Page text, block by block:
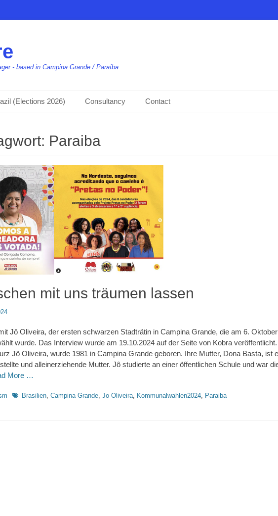
- based in Campina Grande / Paraíba
(Elections 2026) Consultancy Contact
Paraiba
mit uns träumen lassen
Jô Oliveira, der ersten schwarzen Stadträtin in Campina Grande, die am 6.
wurde. Das Interview wurde am 19.10.2024 auf der Seite von Kobra
Jô Oliveira, wurde 1981 in Campina Grande geboren. Ihre Mutter, Dona Basta, ist
und alleinerziehende Mutter. Jô studierte an einer öffentlichen Schule und war
More …
Schlagworte
Brasilien, Campina Grande, Jo Oliveira, Kommunalwahlen2024, Paraiba